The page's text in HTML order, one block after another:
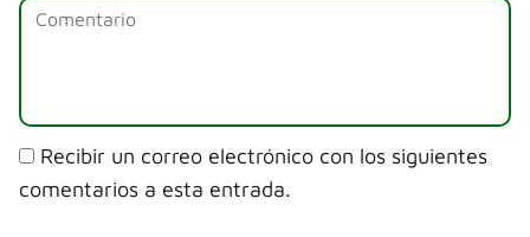
Recibir un correo electrónico con los siguientes
comentarios a esta entrada.